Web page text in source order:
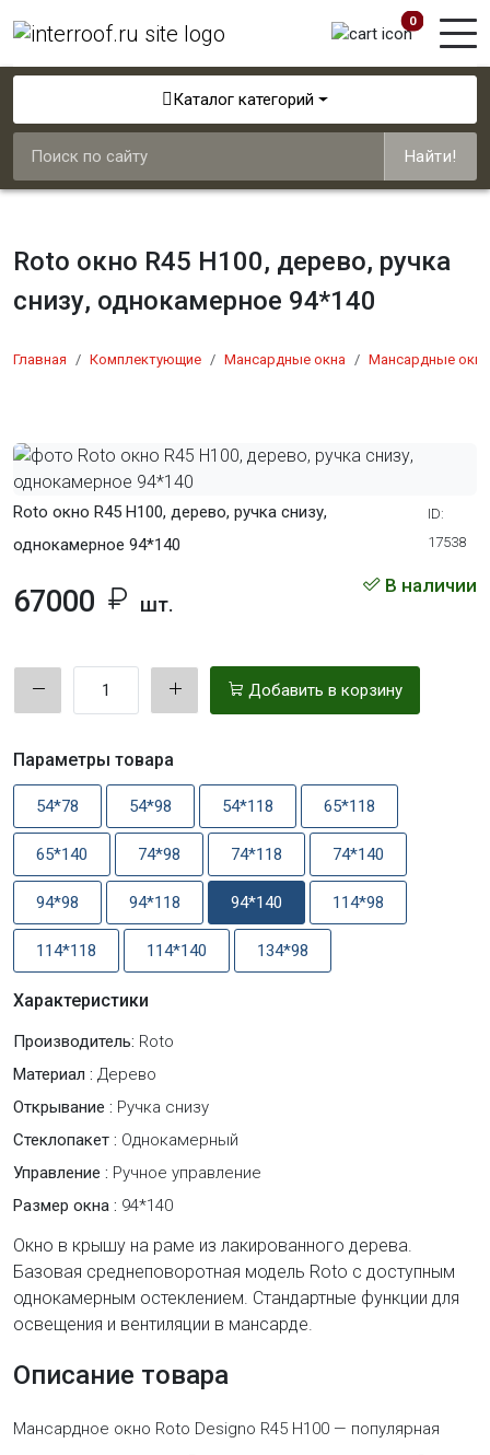
0
Каталог категорий
Найти!
Roto окно R45 Н100, дерево, ручка
снизу, однокамерное 94*140
Главная Комплектующие Мансардные окна Мансардные
Roto окно R45 Н100, дерево, ручка снизу,
однокамерное 94*140
ID:
17538
В наличии
67000 шт.
Добавить в корзину
Параметры товара
54*78 54*98 54*118 65*118
65*140 74*98 74*118 74*140
94*98 94*118 94*140 114*98
114*118 114*140 134*98
Характеристики
Производитель: Roto
Материал : Дерево
Открывание : Ручка снизу
Стеклопакет : Однокамерный
Управление : Ручное управление
Размер окна : 94*140
Окно в крышу на раме из лакированного дерева.
Базовая среднеповоротная модель Roto c доступным
однокамерным остеклением. Стандартные функции для
освещения и вентиляции в мансарде.
Описание товара
Мансардное окно Roto Designo R45 H100 — популярная